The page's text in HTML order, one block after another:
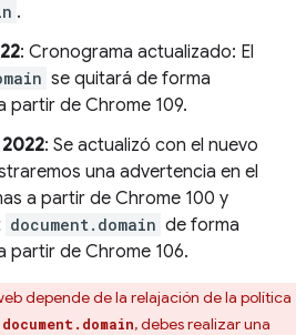
.
: Cronograma actualizado: El
se quitará de forma
partir de Chrome 109.
: Se actualizó con el nuevo
una advertencia en el
a partir de Chrome 100 y
document.domain de forma
partir de Chrome 106.
depende de la relajación de la política
document.domain, debes realizar una